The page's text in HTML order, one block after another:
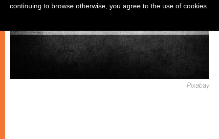
Pixabay
continuing to browse otherwise, you agree to the use of cookies.